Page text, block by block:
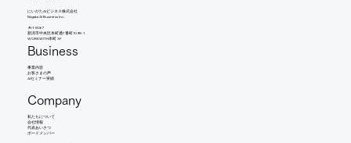
にいがたAIビジネス株式会社
Niigata AI Business Inc.
951-8067
新潟市中央区本町通7番町1098-1
WORKWITH本町 3F
Business
事業内容
​お客さまの声
AIセミナー実績
Company
​私たちについて
会社情報
​代表あいさつ
​ボードメンバー